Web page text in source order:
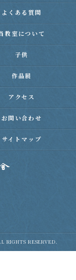
よくある質問
教室について
子供
作品展
アクセス
お問い合わせ
サイトマップ
RIGHTS RESERVED.